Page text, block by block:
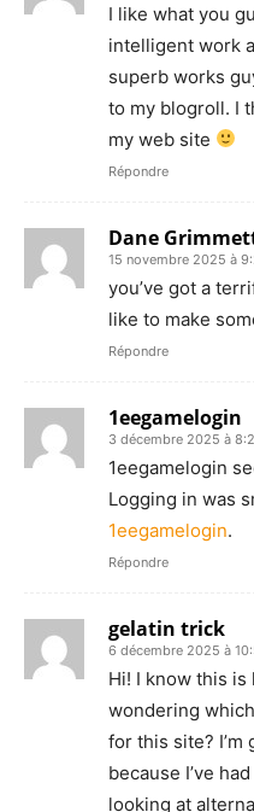
I like what you
intelligent work
superb works
to my blogroll. I
my web site
Répondre
Dane
15 novembre 2025 à
you’ve got a
like to make
Répondre
1eegamelogin
3 décembre 2025 à
1eegamelogin
Logging in was
1eegamelogin.
Répondre
gelatin trick
6 décembre 2025 à
Hi! I know this
wondering
for this site? I’m
because I’ve
looking at